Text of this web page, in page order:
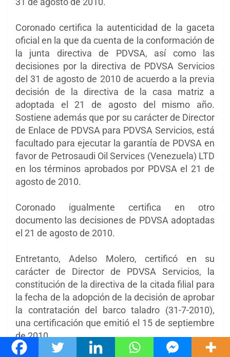
Coronado certifica la autenticidad de la gaceta
oficial en la que da cuenta de la conformación de
la junta directiva de PDVSA, así como las
decisiones por la directiva de PDVSA Servicios
del 31 de agosto de 2010 de acuerdo a la previa
decisión de la directiva de la casa matriz a
adoptada el 21 de agosto del mismo año.
Sostiene además que por su carácter de Director
de Enlace de PDVSA para PDVSA Servicios, está
facultado para ejecutar la garantía de PDVSA en
favor de Petrosaudi Oil Services (Venezuela) LTD
en los términos aprobados por PDVSA el 21 de
agosto de 2010.
Coronado igualmente certifica en otro
documento las decisiones de PDVSA adoptadas
el 21 de agosto de 2010.
Entretanto, Adelso Molero, certificó en su
carácter de Director de PDVSA Servicios, la
constitución de la directiva de la citada filial para
la fecha de la adopción de la decisión de aprobar
la contratación del barco taladro (31-7-2010),
una certificación que emitió el 15 de septiembre
de 2010.